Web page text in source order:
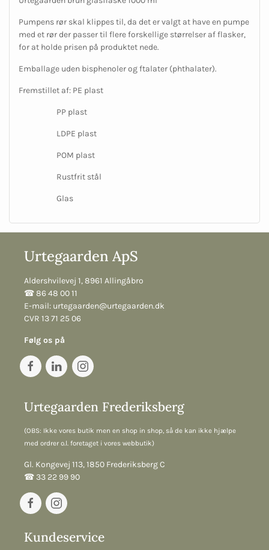
Pumpens rør skal klippes til, da det er valgt at have en pumpe
med et rør der passer til flere forskellige størrelser af flasker,
for at holde prisen på produktet nede.
Emballage uden bisphenoler og ftalater (phthalater).
Fremstillet af: PE plast
PP plast
LDPE plast
POM plast
Rustfrit stål
Glas
Urtegaarden ApS
Aldershvilevej 1, 8961 Allingåbro
☎︎ 86 48 00 11
E-mail: urtegaarden@urtegaarden.dk
CVR 13 71 25 06
Følg os på
Urtegaarden Frederiksberg
(OBS: Ikke vores butik men en shop in shop, så de kan ikke hjælpe
med ordrer o.l. foretaget i vores webbutik)
Gl. Kongevej 113, 1850 Frederiksberg C
☎︎ 33 22 99 90
Kundeservice